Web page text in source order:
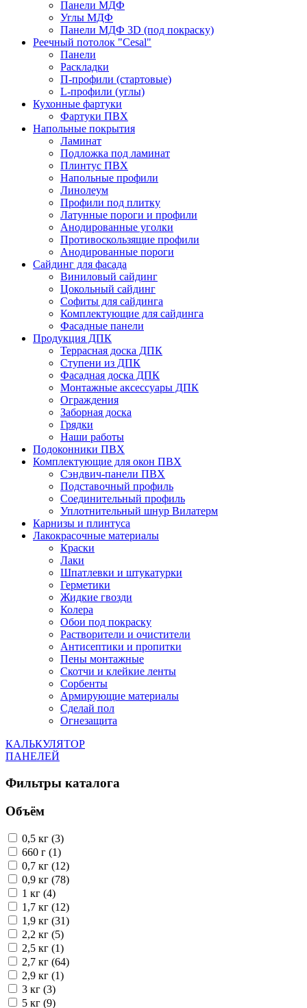
Панели МДФ
Углы МДФ
Панели МДФ 3D (под покраску)
Реечный потолок "Cesal"
Панели
Раскладки
П-профили (стартовые)
L-профили (углы)
Кухонные фартуки
Фартуки ПВХ
Напольные покрытия
Ламинат
Подложка под ламинат
Плинтус ПВХ
Напольные профили
Линолеум
Профили под плитку
Латунные пороги и профили
Анодированные уголки
Противоскользящие профили
Анодированные пороги
Сайдинг для фасада
Виниловый сайдинг
Цокольный сайдинг
Софиты для сайдинга
Комплектующие для сайдинга
Фасадные панели
Продукция ДПК
Террасная доска ДПК
Ступени из ДПК
Фасадная доска ДПК
Монтажные аксессуары ДПК
Ограждения
Заборная доска
Грядки
Наши работы
Подоконники ПВХ
Комплектующие для окон ПВХ
Сэндвич-панели ПВХ
Подставочный профиль
Соединительный профиль
Уплотнительный шнур Вилатерм
Карнизы и плинтуса
Лакокрасочные материалы
Краски
Лаки
Шпатлевки и штукатурки
Герметики
Жидкие гвозди
Колера
Обои под покраску
Растворители и очистители
Антисептики и пропитки
Пены монтажные
Скотчи и клейкие ленты
Сорбенты
Армирующие материалы
Сделай пол
Огнезащита
КАЛЬКУЛЯТОР
ПАНЕЛЕЙ
Фильтры каталога
Объём
0,5 кг (3)
660 г (1)
0,7 кг (12)
0,9 кг (78)
1 кг (4)
1,7 кг (12)
1,9 кг (31)
2,2 кг (5)
2,5 кг (1)
2,7 кг (64)
2,9 кг (1)
3 кг (3)
5 кг (9)